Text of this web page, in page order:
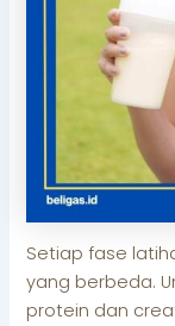
Setiap fase
yang berbeda.
protein dan